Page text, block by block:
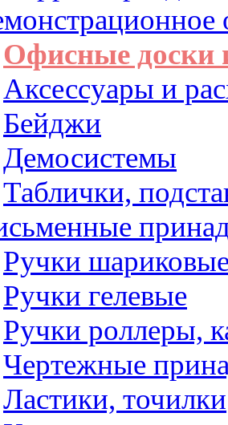
Офисные доски
Аксессуары и
Бейджи
Демосистемы
Таблички,
Ручки
Ручки гелевые
Ручки роллеры,
Чертежные
Ластики, точилки